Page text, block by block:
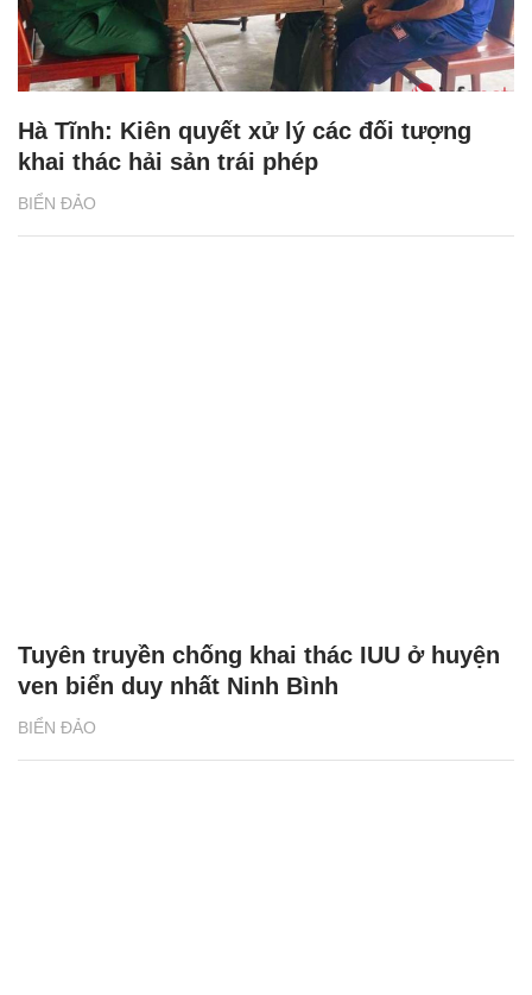
BIỂN ĐẢO
Hà Tĩnh: Kiên quyết xử lý các đối tượng
khai thác hải sản trái phép
BIỂN ĐẢO
Tuyên truyền chống khai thác IUU ở huyện
ven biển duy nhất Ninh Bình